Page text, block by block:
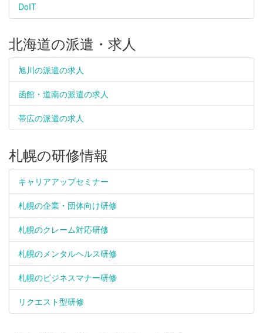
DoIT
北海道の派遣・求人
旭川の派遣の求人
函館・道南の派遣の求人
帯広の派遣の求人
札幌の研修情報
キャリアアップセミナー
札幌の企業・団体向け研修
札幌のクレーム対応研修
札幌のメンタルヘルス研修
札幌のビジネスマナー研修
リクエスト型研修